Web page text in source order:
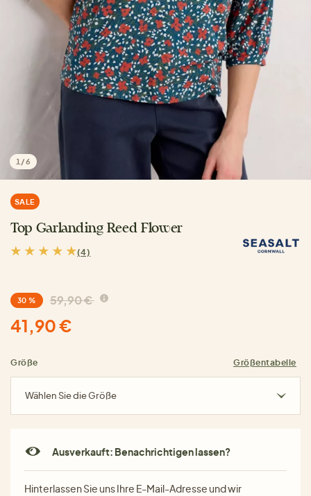
1 /6
SALE
Top Garlanding Reed Flower
(4)
30 % 59,90 €
41,90 €
Größe Größentabelle
Wählen Sie die Größe
Ausverkauft: Benachrichtigen lassen?
Hinterlassen Sie uns Ihre E-Mail-Adresse und wir